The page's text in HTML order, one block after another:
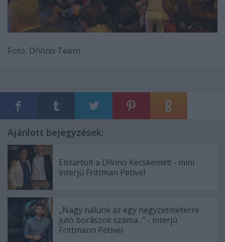
Fotó: DiVino Team
Ajánlott bejegyzések:
Elstartolt a DiVino Kecskemét! - mini
interjú Frittman Petivel
„Nagy nálunk az egy négyzetméterre
jutó borászok száma...” - interjú
Frittmann Petivel